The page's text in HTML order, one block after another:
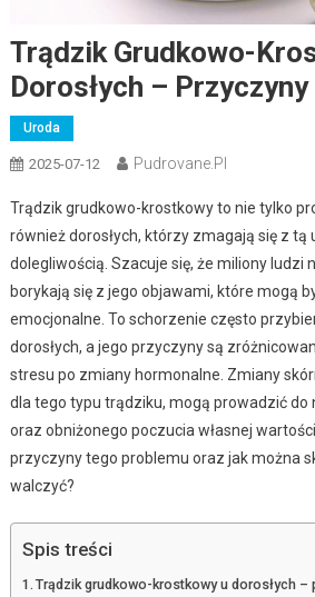
Trądzik Grudkowo-
Dorosłych –
Uroda
2025-07-12 Pudrovane.pl
Trądzik grudkowo-krostkowy to nie tylko
również dorosłych, którzy zmagają się z tą
dolegliwością. Szacuje się, że miliony ludzi
borykają się z jego objawami, które mogą
emocjonalne. To schorzenie często
dorosłych, a jego przyczyny są
stresu po zmiany hormonalne. Zmiany
dla tego typu trądziku, mogą prowadzić do
oraz obniżonego poczucia własnej
przyczyny tego problemu oraz jak można
walczyć?
Spis treści
Trądzik grudkowo-krostkowy u dorosłych –